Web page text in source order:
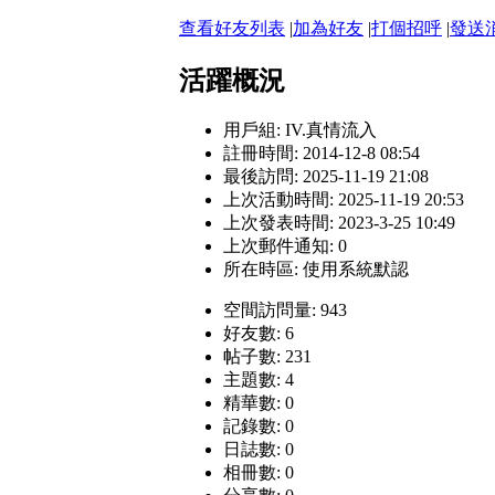
查看好友列表 |加為好友 |打個招呼 |發送
活躍概況
用戶組: IV.真情流入
註冊時間: 2014-12-8 08:54
最後訪問: 2025-11-19 21:08
上次活動時間: 2025-11-19 20:53
上次發表時間: 2023-3-25 10:49
上次郵件通知: 0
所在時區: 使用系統默認
空間訪問量: 943
好友數: 6
帖子數: 231
主題數: 4
精華數: 0
記錄數: 0
日誌數: 0
相冊數: 0